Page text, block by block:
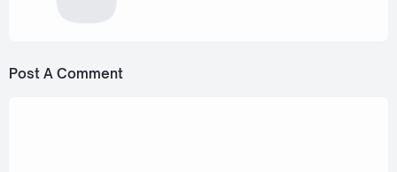
Post A Comment